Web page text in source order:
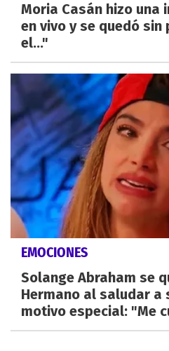
Moria Casán hizo
en vivo y se quedó
el..."
EMOCIONES
Solange Abraham se
Hermano al saludar a
motivo especial: "Me